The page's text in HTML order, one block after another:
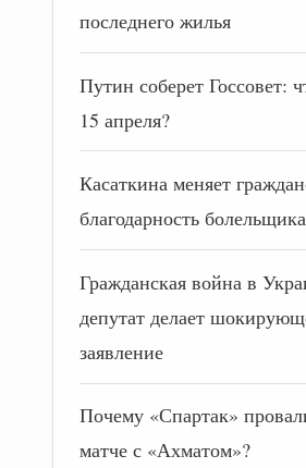
последнего жилья
Путин соберет Госсовет:
15 апреля?
Касаткина меняет
благодарность
Гражданская война в
депутат делает
заявление
Почему «Спартак»
матче с «Ахматом»?